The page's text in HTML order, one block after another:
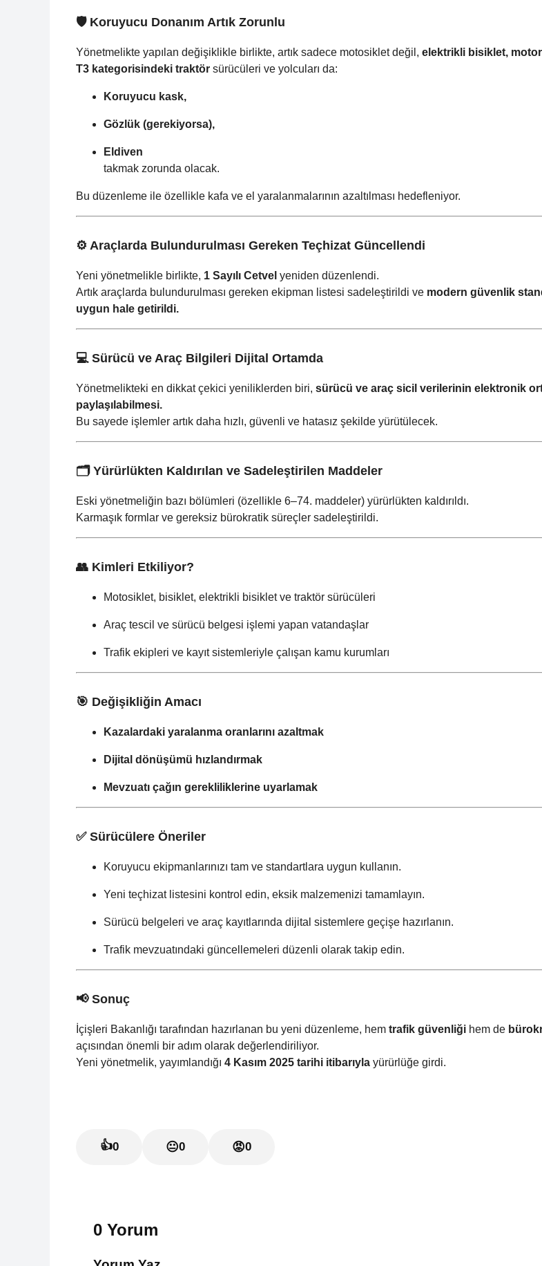
🛡️ Koruyucu Donanım Artık Zorunlu
Yönetmelikte yapılan değişiklikle birlikte, artık sadece motosiklet değil, elektrikli bisiklet,
T3 kategorisindeki traktör sürücüleri ve yolcuları da:
Koruyucu kask,
Gözlük (gerekiyorsa),
Eldiven
takmak zorunda olacak.
Bu düzenleme ile özellikle kafa ve el yaralanmalarının azaltılması hedefleniyor.
⚙️ Araçlarda Bulundurulması Gereken Teçhizat Güncellendi
Yeni yönetmelikle birlikte, 1 Sayılı Cetvel yeniden düzenlendi.
Artık araçlarda bulundurulması gereken ekipman listesi sadeleştirildi ve modern güvenlik
uygun hale getirildi.
💻 Sürücü ve Araç Bilgileri Dijital Ortamda
Yönetmelikteki en dikkat çekici yeniliklerden biri, sürücü ve araç sicil verilerinin elektronik
paylaşılabilmesi.
Bu sayede işlemler artık daha hızlı, güvenli ve hatasız şekilde yürütülecek.
🗂️ Yürürlükten Kaldırılan ve Sadeleştirilen Maddeler
Eski yönetmeliğin bazı bölümleri (özellikle 6–74. maddeler) yürürlükten kaldırıldı.
Karmaşık formlar ve gereksiz bürokratik süreçler sadeleştirildi.
👥 Kimleri Etkiliyor?
Motosiklet, bisiklet, elektrikli bisiklet ve traktör sürücüleri
Araç tescil ve sürücü belgesi işlemi yapan vatandaşlar
Trafik ekipleri ve kayıt sistemleriyle çalışan kamu kurumları
🎯 Değişikliğin Amacı
Kazalardaki yaralanma oranlarını azaltmak
Dijital dönüşümü hızlandırmak
Mevzuatı çağın gerekliliklerine uyarlamak
✅ Sürücülere Öneriler
Koruyucu ekipmanlarınızı tam ve standartlara uygun kullanın.
Yeni teçhizat listesini kontrol edin, eksik malzemenizi tamamlayın.
Sürücü belgeleri ve araç kayıtlarında dijital sistemlere geçişe hazırlanın.
Trafik mevzuatındaki güncellemeleri düzenli olarak takip edin.
📢 Sonuç
İçişleri Bakanlığı tarafından hazırlanan bu yeni düzenleme, hem trafik güvenliği hem de
açısından önemli bir adım olarak değerlendiriliyor.
Yeni yönetmelik, yayımlandığı 4 Kasım 2025 tarihi itibarıyla yürürlüğe girdi.
👍0 😐0 😡0
0 Yorum